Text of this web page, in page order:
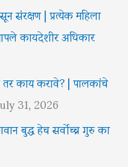
संरक्षण | प्रत्येक महिला
कायदेशीर अधिकार
काय करावे? | पालकांचे
31, 2026
बुद्ध हेच सर्वोच्च गुरु का